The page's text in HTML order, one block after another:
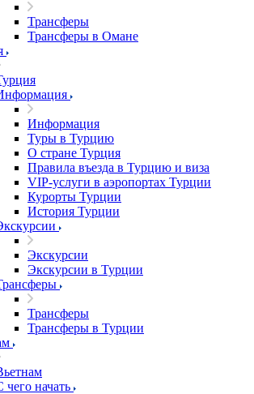
Трансферы
Трансферы в Омане
Информация
Туры в Турцию
О стране Турция
Правила въезда в Турцию и виза
VIP-услуги в аэропортах Турции
Курорты Турции
История Турции
Экскурсии
Экскурсии в Турции
Трансферы
Трансферы в Турции
чего начать